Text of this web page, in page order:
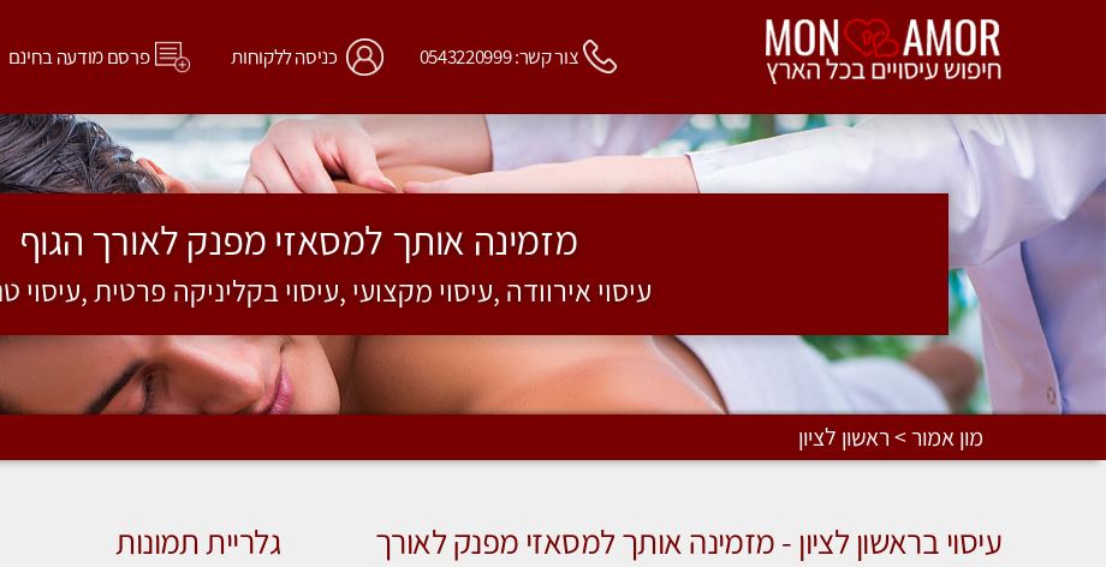
צור קשר: 0543220999 כניסה ללקוחות פרסם מודעה בחינם
מזמינה אותך למסאזי מפנק לאורך הגוף
עיסוי אירוודה ,עיסוי מקצועי ,עיסוי בקליניקה פרטית ,עיסוי
מון אמור > ראשון לציון
עיסוי בראשון לציון - מזמינה אותך למסאזי מפנק לאורך
גלריית תמונות